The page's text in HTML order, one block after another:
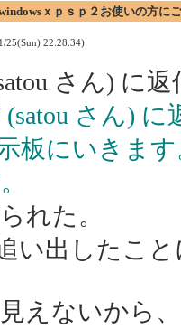
ｘｐｓｐ２お使いの方に
25(Sun) 22:28:34)
さん) に返
(satou さん) に
板にいきま
れた。
い出したこ
えないから